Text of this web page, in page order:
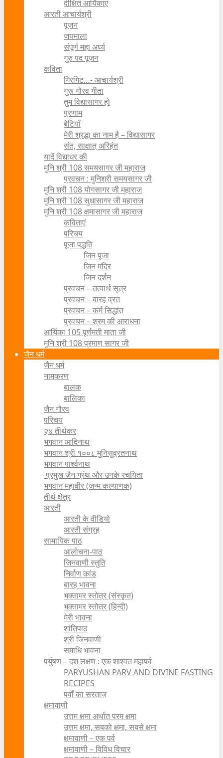
दीक्षित आर्यिकाएं
आरती आचार्यश्री
पूजन
जयमाला
संपूर्ण महा अर्घ्य
गुरु पद पूजन
कविता
गिरगिट…- आचार्यश्री
गुरू गौरव गीता
तुम विद्यासागर हो
प्रणाम
बेटियाँ
मेरी श्रद्धा का नाम है – विद्यासागर
संत, साक्षात् अरिहंत
यादें विद्याधर की
मुनि श्री 108 समयसागर जी महाराज
प्रवचन : मुनिश्री समयसागर जी
मुनि श्री 108 योगसागर जी महाराज
मुनि श्री 108 सुधासागर जी महाराज
मुनि श्री 108 क्षमासागर जी महाराज
कविताएं
परिचय
पूजा पद्धति
जिन पूजा
जिन मंदिर
जिन दर्शन
प्रवचन – तत्वार्थ सूत्र
प्रवचन – बारह व्रत
प्रवचन – कर्म सिद्धांत
प्रवचन – श्रम की आराधना
आर्यिका 105 पूर्णमती माता जी
मुनि श्री 108 प्रमाण सागर जी
जैन धर्म
जैन धर्म
नामकरण
बालक
बालिका
जैन गौरव
परिचय
२४ तीर्थंकर
भगवान आदिनाथ
भगवान श्री १००८ मुनिसुव्रतनाथ
भगवान पार्श्वनाथ
प्रमुख जैन ग्रंथ और उनके रचयिता
भगवान महावीर (जन्म कल्याणक)
तीर्थ क्षेत्र
आरती
आरती के वीडियो
आरती संग्रह
सामायिक पाठ
आलोचना-पाठ
जिनवाणी स्तुति
निर्वाण कांड
बारह भावना
भक्तामर स्तोत्र (संस्कृत)
भक्तामर स्तोत्र (हिन्दी)
मेरी भावना
शांतिपाठ
श्री जिनवाणी
समाधि भावना
पर्युषण – दश लक्षण : एक शाश्वत महापर्व
PARYUSHAN PARV AND DIVINE FASTING
RECIPES
पर्वों का सरताज
क्षमावाणी
उत्तम क्षमा अर्थात परम क्षमा
उत्तम क्षमा, सबको क्षमा, सबसे क्षमा
क्षमावाणी – एक पर्व
क्षमावाणी – विविध विचार